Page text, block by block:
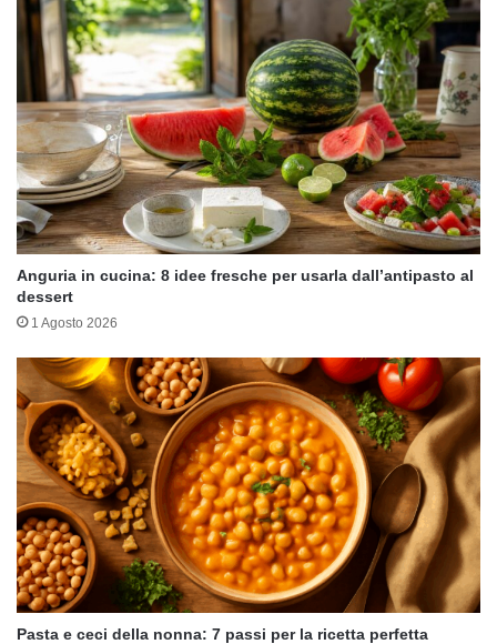
Anguria in cucina: 8 idee fresche per usarla dall’antipasto al
dessert
1 Agosto 2026
Pasta e ceci della nonna: 7 passi per la ricetta perfetta